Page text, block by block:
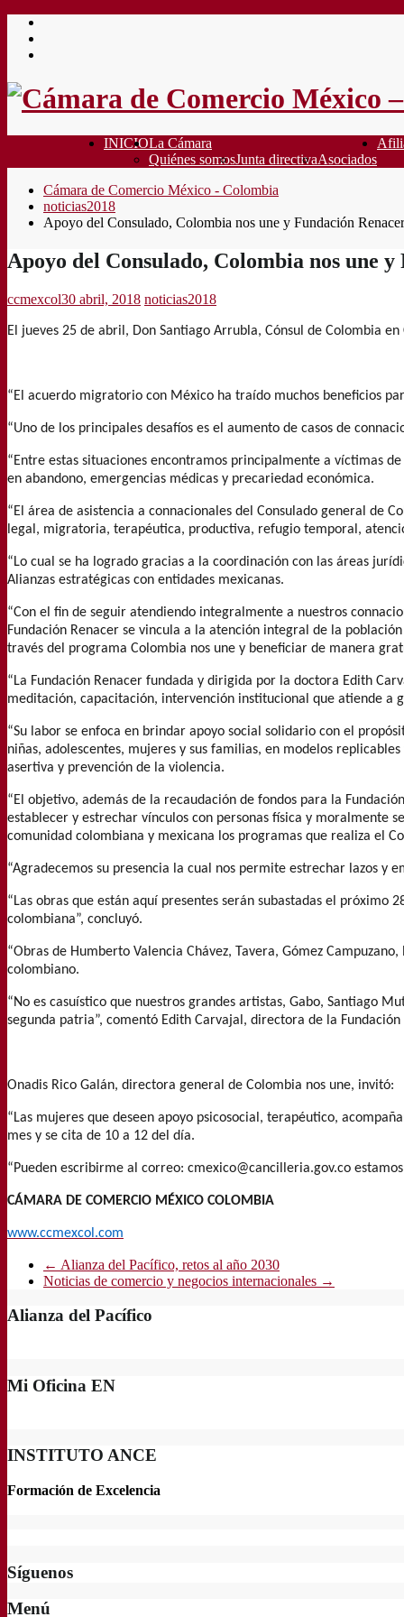
Saltar
contenido
INICIOLa Cámara
Quiénes somosJunta directivaAsociados
Cámara de Comercio México - Colombia
noticias2018
Apoyo del Consulado, Colombia nos une y Fundación Renacer
Apoyo del Consulado, Colombia nos une
ccmexcol30 abril, 2018 noticias2018
El jueves 25 de abril, Don Santiago Arrubla, Cónsul de Colombia
“El acuerdo migratorio con México ha traído muchos beneficios
“Uno de los principales desafíos es el aumento de casos de
“Entre estas situaciones encontramos principalmente a víctimas
en abandono, emergencias médicas y precariedad económica.
“El área de asistencia a connacionales del Consulado general de
legal, migratoria, terapéutica, productiva, refugio temporal,
“Lo cual se ha logrado gracias a la coordinación con las áreas
Alianzas estratégicas con entidades mexicanas.
“Con el fin de seguir atendiendo integralmente a nuestros
Fundación Renacer se vincula a la atención integral de la
través del programa Colombia nos une y beneficiar de manera
“La Fundación Renacer fundada y dirigida por la doctora Edith
meditación, capacitación, intervención institucional que atiende a
“Su labor se enfoca en brindar apoyo social solidario con el
niñas, adolescentes, mujeres y sus familias, en modelos
asertiva y prevención de la violencia.
“El objetivo, además de la recaudación de fondos para la
establecer y estrechar vínculos con personas física y moralmente
comunidad colombiana y mexicana los programas que realiza el
“Agradecemos su presencia la cual nos permite estrechar lazos y
“Las obras que están aquí presentes serán subastadas el próximo
colombiana”, concluyó.
“Obras de Humberto Valencia Chávez, Tavera, Gómez
colombiano.
“No es casuístico que nuestros grandes artistas, Gabo, Santiago
segunda patria”, comentó Edith Carvajal, directora de la
Onadis Rico Galán, directora general de Colombia nos une, invitó:
“Las mujeres que deseen apoyo psicosocial, terapéutico,
mes y se cita de 10 a 12 del día.
“Pueden escribirme al correo: cmexico@cancilleria.gov.co
CÁMARA DE COMERCIO MÉXICO COLOMBIA
www.ccmexcol.com
← Alianza del Pacífico, retos al año 2030
Noticias de comercio y negocios internacionales →
Alianza del Pacífico
Mi Oficina EN
INSTITUTO ANCE
Formación de Excelencia
Síguenos
Menú